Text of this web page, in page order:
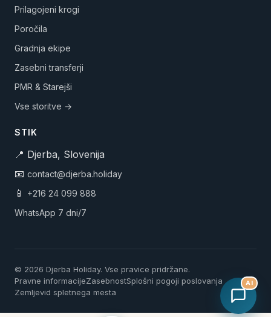
Prilagojeni krogi
Poročila
Gradnja ekipe
Zasebni transferji
PMR & Starejši
Vse storitve →
STIK
📍 Djerba, Slovenija
📧 contact@djerba.holiday
📱
+216 24 099 888
WhatsApp 7 dni/7
© 2026 Djerba Holiday. Vse pravice pridržane.
Pravne informacijeZasebnostSplošni pogoji poslovanja
Zemljevid spletnega mesta
AI